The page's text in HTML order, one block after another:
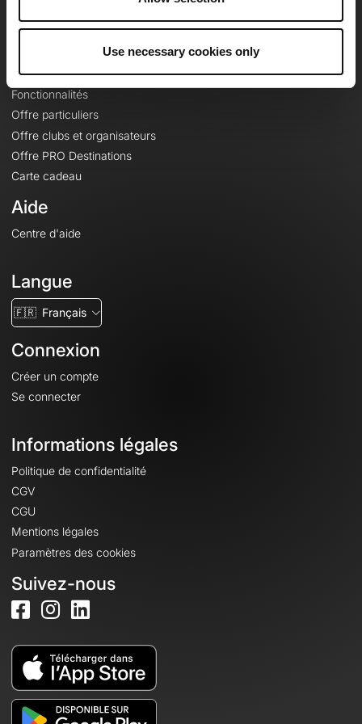
Use necessary cookies only
Le Mag'
Fonds de cartes topographiques
Fonctionnalités
Offre particuliers
Offre clubs et organisateurs
Offre PRO Destinations
Carte cadeau
Aide
Centre d'aide
Langue
🇫🇷 Français
Connexion
Créer un compte
Se connecter
Informations légales
Politique de confidentialité
CGV
CGU
Mentions légales
Paramètres des cookies
Suivez-nous